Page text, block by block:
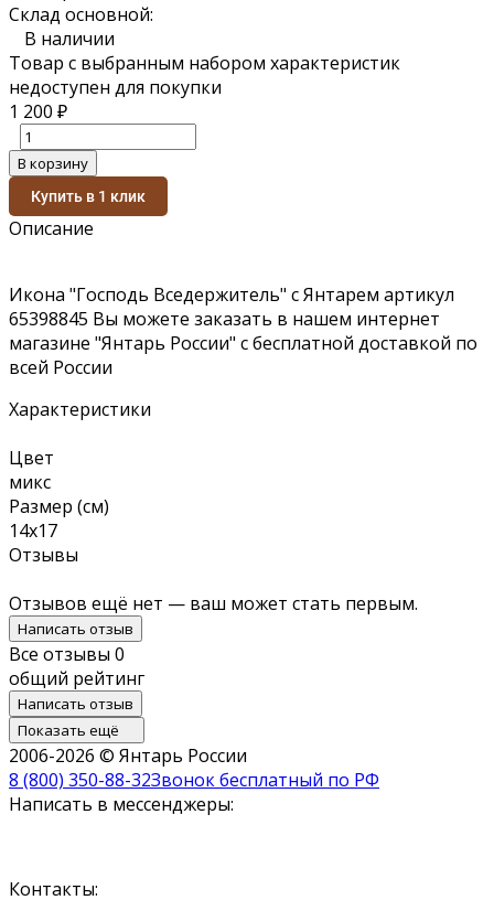
Склад основной:
В наличии
Товар с выбранным набором характеристик
недоступен для покупки
1 200 ₽
В корзину
Купить в 1 клик
Описание
Икона "Господь Вседержитель" с Янтарем артикул
65398845 Вы можете заказать в нашем интернет
магазине "Янтарь России" с бесплатной доставкой по
всей России
Характеристики
Цвет
микс
Размер (см)
14х17
Отзывы
Отзывов ещё нет — ваш может стать первым.
Написать отзыв
Все отзывы 0
общий рейтинг
Написать отзыв
Показать ещё
2006-2026 © Янтарь России
8 (800) 350-88-32Звонок бесплатный по РФ
Написать в мессенджеры:
Контакты: